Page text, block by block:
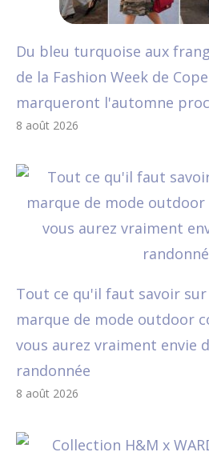
Du bleu turquoise aux
de la Fashion Week de
marqueront l'automne
8 août 2026
Tout ce qu'il faut savoir sur
marque de mode outdoor
vous aurez vraiment envie
randonnée
8 août 2026